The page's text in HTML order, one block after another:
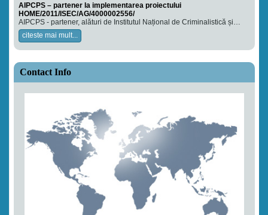
AIPCPS – partener la implementarea proiectului
HOME/2011/ISEC/AG/4000002556/
AIPCPS - partener, alături de Institutul Național de Criminalistică și…
citeste mai mult...
Contact Info